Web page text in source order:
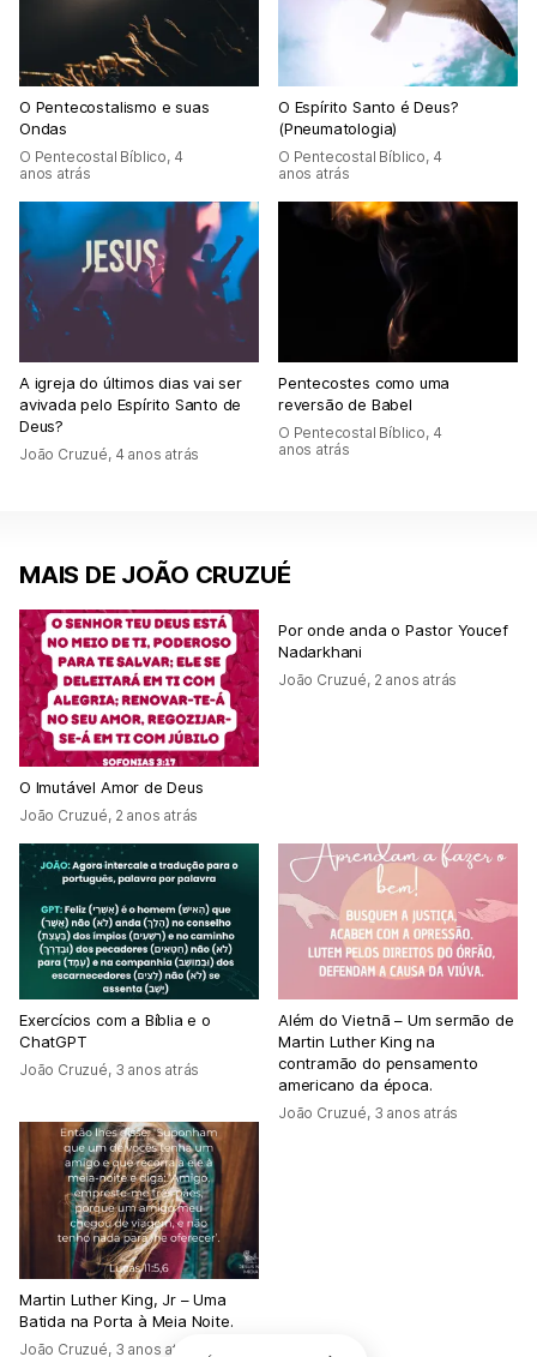
O Pentecostalismo e suas
Ondas
O Pentecostal Bíblico, 4
anos atrás
O Espírito Santo é Deus?
(Pneumatologia)
O Pentecostal Bíblico, 4
anos atrás
A igreja do últimos dias vai ser
avivada pelo Espírito Santo de
Deus?
João Cruzué, 4 anos atrás
Pentecostes como uma
reversão de Babel
O Pentecostal Bíblico, 4
anos atrás
MAIS DE JOÃO CRUZUÉ
O Imutável Amor de Deus
João Cruzué, 2 anos atrás
Por onde anda o Pastor Youcef
Nadarkhani
João Cruzué, 2 anos atrás
Exercícios com a Bíblia e o
ChatGPT
João Cruzué, 3 anos atrás
Além do Vietnã – Um sermão de
Martin Luther King na
contramão do pensamento
americano da época.
João Cruzué, 3 anos atrás
Martin Luther King, Jr – Uma
Batida na Porta à Meia Noite.
João Cruzué, 3 anos atrás